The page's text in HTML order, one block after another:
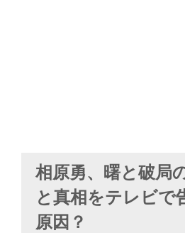
相原勇、曙と破局
と真相をテレビで
原因？